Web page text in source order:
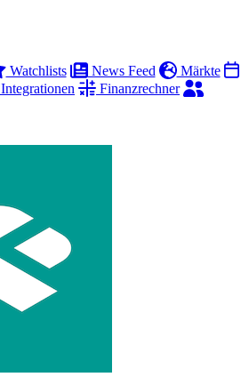
Watchlists News Feed
Märkte
Integrationen
Finanzrechner